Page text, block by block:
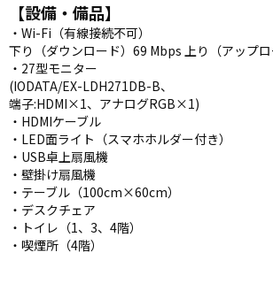
【設備・備品】
・Wi-Fi（有線接続不可）
下り（ダウンロード）69 Mbps 上り（アップ
・27型モニター
(IODATA/EX-LDH271DB-B、
端子:HDMI×1、アナログRGB×1)
・HDMIケーブル
・LED面ライト（スマホホルダー付き）
・USB卓上扇風機
・壁掛け扇風機
・テーブル（100cm×60cm）
・デスクチェア
・トイレ（1、3、4階）
・喫煙所（4階）